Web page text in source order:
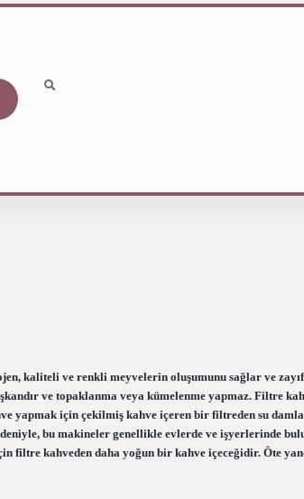
kaliteli ve renkli meyvelerin oluşumunu sağlar ve zayıf
ve topaklanma veya kümelenme yapmaz. Filtre
yapmak için çekilmiş kahve içeren bir filtreden su
bu makineler genellikle evlerde ve işyerlerinde
filtre kahveden daha yoğun bir kahve içeceğidir. Öte